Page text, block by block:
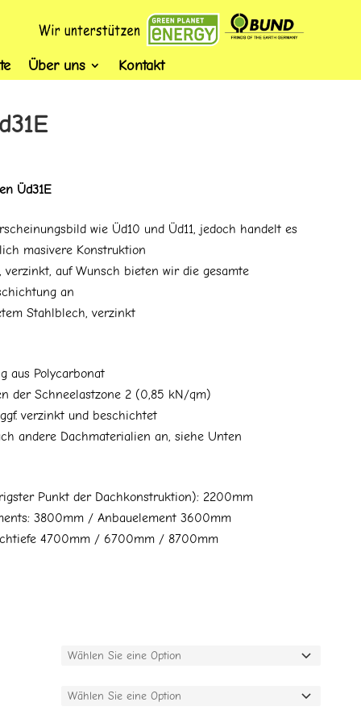
Über uns Kontakt
Üd31E
wie Üd10 und Üd11, jedoch handelt es
masivere Konstruktion
auf Wunsch bieten wir die gesamte
an
Stahlblech, verzinkt
aus Polycarbonat
der Schneelastzone 2 (0,85 kN/qm)
verzinkt und beschichtet
andere Dachmaterialien an, siehe Unten
Punkt der Dachkonstruktion): 2200mm
3800mm / Anbauelement 3600mm
4700mm / 6700mm / 8700mm